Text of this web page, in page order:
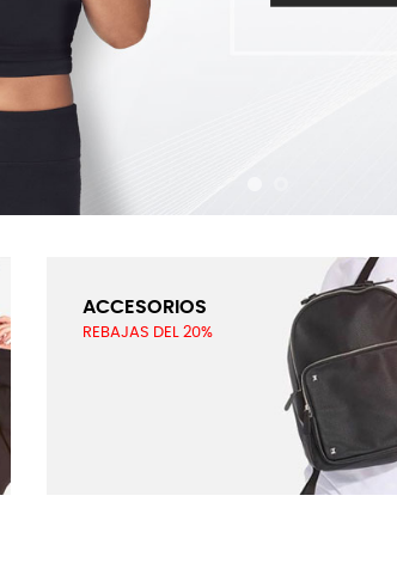
ACCESORIOS
REBAJAS DEL 20%